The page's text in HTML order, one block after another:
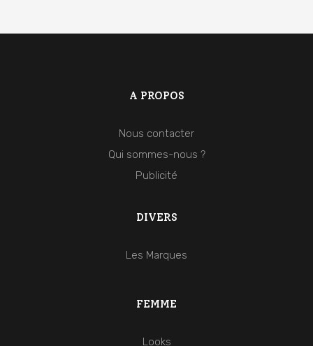
FEMME
Looks
A PROPOS
Nous contacter
Qui sommes-nous ?
Publicité
DIVERS
Les Marques